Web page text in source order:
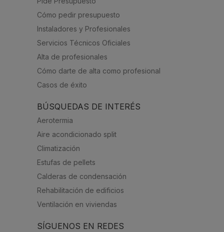
Cómo pedir presupuesto
Instaladores y Profesionales
Servicios Técnicos Oficiales
Alta de profesionales
Cómo darte de alta como profesional
Casos de éxito
BÚSQUEDAS DE INTERÉS
Aerotermia
Aire acondicionado split
Climatización
Estufas de pellets
Calderas de condensación
Rehabilitación de edificios
Ventilación en viviendas
SÍGUENOS EN REDES